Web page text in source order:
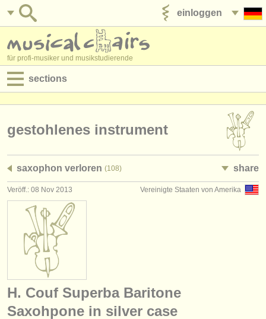
einloggen
für profi-musiker und musikstudierende
sections
jobs - verwaltung
degree courses
kurse
musikwettbewerbe
instrumentenverkauf
gestohlene instrumente
gestohlenes instrument
saxophon verloren (108) share
Vereinigte Staaten von Amerika
Veröff.: 08 Nov 2013
H. Couf Superba Baritone
Saxohpone in silver case